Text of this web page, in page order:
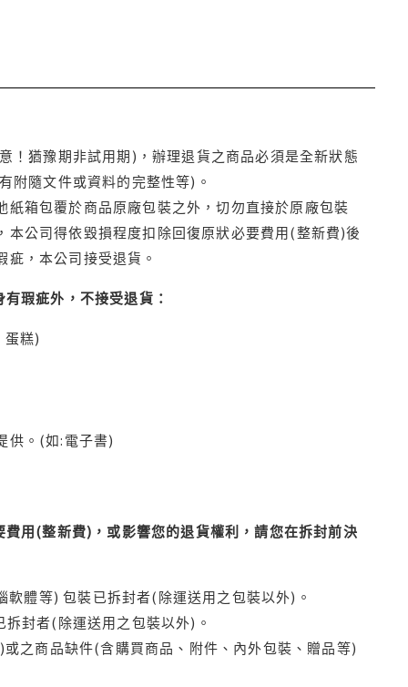
！猶豫期非試用期)，辦理退貨之商品必須是全新狀態
附隨文件或資料的完整性等)。
箱包覆於商品原廠包裝之外，切勿直接於原廠包裝
公司得依毀損程度扣除回復原狀必要費用(整新費)後
，本公司接受退貨。
瑕疵外，不接受退貨：
蛋糕)
供。(如:電子書)
用(整新費)，或影響您的退貨權利，請您在拆封前決
體等) 包裝已拆封者(除運送用之包裝以外)。
封者(除運送用之包裝以外)。
之商品缺件(含購買商品、附件、內外包裝、贈品等)